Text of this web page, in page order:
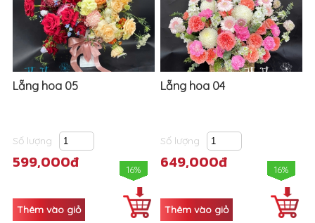
Lẵng hoa 05
Số lượng
599,000đ 16%
Lẵng hoa 04
Số lượng
649,000đ 16%